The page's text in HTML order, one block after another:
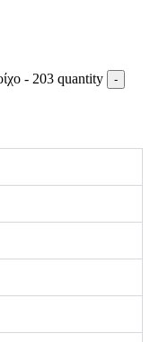
- 203 quantity
-